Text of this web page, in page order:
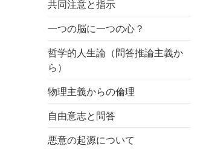
共同注意と指示
一つの脳に一つの心？
哲学的人生論（問答推論主義か
ら）
物理主義からの倫理
自由意志と問答
悪意の起源について